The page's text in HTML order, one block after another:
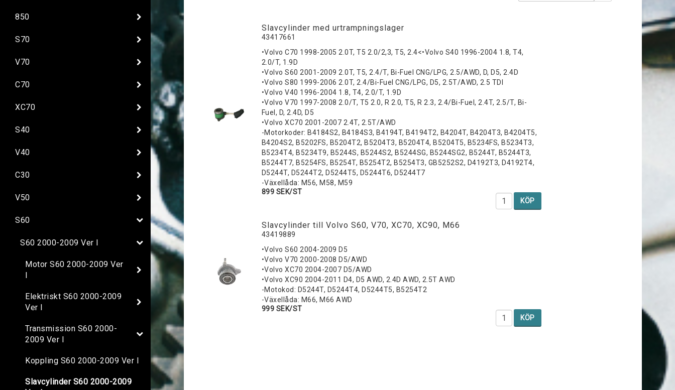
850
S70
V70
C70
XC70
S40
V40
C30
V50
S60
S60 2000-2009 Ver I
Motor S60 2000-2009 Ver
Elektriskt S60 2000-2009
Ver I
Transmission S60 2000-
2009 Ver I
Koppling S60 2000-2009 Ver I
Slavcylinder S60 2000-2009
Slavcylinder med urtrampningslager
43417661
•Volvo C70 1998-2005 2.0T, T5 2.0/2,3, T5, 2.4<•Volvo S40 1996-2004 1.8, T4,
2.0/T, 1.9D
•Volvo S60 2001-2009 2.0T, T5, 2.4/T, Bi-Fuel CNG/LPG, 2.5/AWD, D, D5, 2.4D
•Volvo S80 1999-2006 2.0T, 2.4/Bi-Fuel CNG/LPG, D5, 2.5T/AWD, 2.5 TDI
•Volvo V40 1996-2004 1.8, T4, 2.0/T, 1.9D
•Volvo V70 1997-2008 2.0/T, T5 2.0, R 2.0, T5, R 2.3, 2.4/Bi-Fuel, 2.4T, 2.5/T, Bi-
Fuel, D, 2.4D, D5
•Volvo XC70 2001-2007 2.4T, 2.5T/AWD
-Motorkoder: B4184S2, B4184S3, B4194T, B4194T2, B4204T, B4204T3, B4204T5,
B4204S2, B5202FS, B5204T2, B5204T3, B5204T4, B5204T5, B5234FS, B5234T3,
B5234T4, B5234T9, B5244S, B5244S2, B5244SG, B5244SG2, B5244T, B5244T3,
B5244T7, B5254FS, B5254T, B5254T2, B5254T3, GB5252S2, D4192T3, D4192T4,
D5244T, D5244T2, D5244T5, D5244T6, D5244T7
-Växellåda: M56, M58, M59
899 SEK/ST
KÖP
Slavcylinder till Volvo S60, V70, XC70, XC90, M66
43419889
•Volvo S60 2004-2009 D5
•Volvo V70 2000-2008 D5/AWD
•Volvo XC70 2004-2007 D5/AWD
•Volvo XC90 2004-2011 D4, D5 AWD, 2.4D AWD, 2.5T AWD
-Motokod: D5244T, D5244T4, D5244T5, B5254T2
-Växellåda: M66, M66 AWD
999 SEK/ST
KÖP